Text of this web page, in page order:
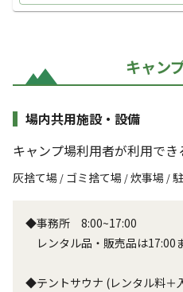
キャン
場内共用施設・設備
キャンプ場利用者が利用でき
灰捨て場 / ゴミ捨て場 /炊事場 /
◆事務所 8:00~17:00
レンタル品・販売品は17:00
◆テントサウナ (レンタル料＋